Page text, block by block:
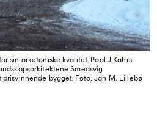
sin arketoniske kvalitet. Paal J Kahrs
Smedsvig
prisvinnende bygget. Foto: Jan M. Lillebø